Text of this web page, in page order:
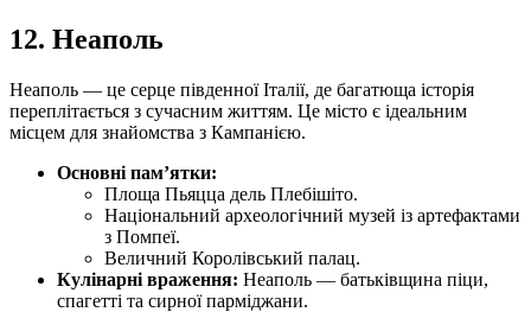
12. Неаполь
Неаполь — це серце південної Італії, де багатюща історія
переплітається з сучасним життям. Це місто є ідеальним
місцем для знайомства з Кампанією.
Основні пам’ятки:
Площа Пьяцца дель Плебішіто.
Національний археологічний музей із артефактами
з Помпеї.
Величний Королівський палац.
Кулінарні враження: Неаполь — батьківщина піци,
спагетті та сирної парміджани.